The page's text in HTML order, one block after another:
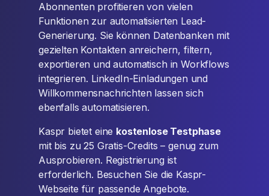
Abonnenten profitieren von vielen
Funktionen zur automatisierten Lead-
Generierung. Sie können Datenbanken mit
gezielten Kontakten anreichern, filtern,
exportieren und automatisch in Workflows
integrieren. LinkedIn-Einladungen und
Willkommensnachrichten lassen sich
ebenfalls automatisieren.
Kaspr bietet eine kostenlose Testphase
mit bis zu 25 Gratis-Credits – genug zum
Ausprobieren. Registrierung ist
erforderlich. Besuchen Sie die Kaspr-
Webseite für passende Angebote.